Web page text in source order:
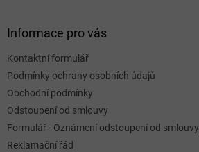
Informace pro vás
Kontaktní formulář
Podmínky ochrany osobních údajů
Obchodní podmínky
Odstoupení od smlouvy
Formulář - Oznámení odstoupení od smlouvy
Reklamační řád